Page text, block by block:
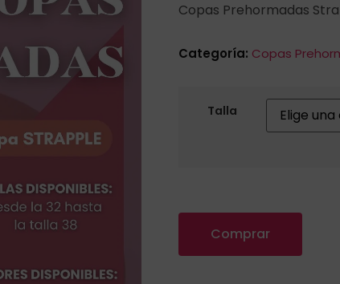
Copas Prehormadas
Categoría: Copas
Talla
Comprar